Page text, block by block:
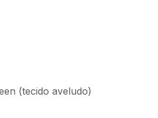
(tecido aveludo)